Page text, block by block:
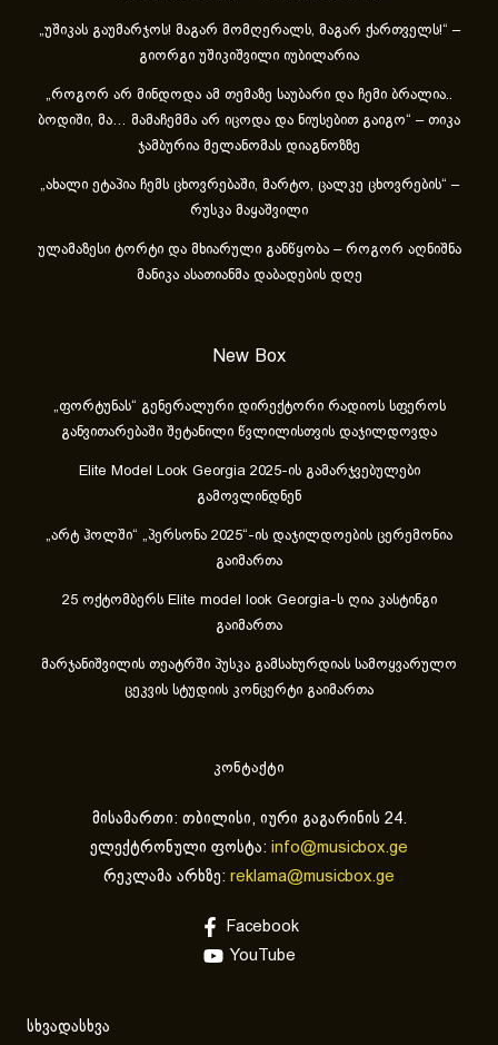
„უშიკას გაუმარჯოს! მაგარ მომღერალს, მაგარ ქართველს!“ –
გიორგი უშიკიშვილი იუბილარია
„როგორ არ მინდოდა ამ თემაზე საუბარი და ჩემი ბრალია..
ბოდიში, მა… მამაჩემმა არ იცოდა და ნიუსებით გაიგო“ – თიკა
ჯამბურია მელანომას დიაგნოზზე
„ახა­ლი ეტა­პია ჩემს ცხოვ­რე­ბა­ში, მარ­ტო, ცალ­კე ცხოვ­რე­ბის“ –
რუსკა მაყაშვილი
ულამაზესი ტორტი და მხიარული განწყობა – როგორ აღნიშნა
მანიკა ასათიანმა დაბადების დღე
New Box
„ფორტუნას“ გენერალური დირექტორი რადიოს სფეროს
განვითარებაში შეტანილი წვლილისთვის დაჯილდოვდა
Elite Model Look Georgia 2025-ის გამარჯვებულები
გამოვლინდნენ
„არტ ჰოლში“ „პერსონა 2025“-ის დაჯილდოების ცერემონია
გაიმართა
25 ოქტომბერს Elite model look Georgia-ს ღია კასტინგი
გაიმართა
მარჯანიშვილის თეატრში პუსკა გამსახურდიას სამოყვარულო
ცეკვის სტუდიის კონცერტი გაიმართა
კონტაქტი
მისამართი: თბილისი, იური გაგარინის 24.
ელექტრონული ფოსტა: info@musicbox.ge
რეკლამა არხზე: reklama@musicbox.ge
Facebook
YouTube
სხვადასხვა